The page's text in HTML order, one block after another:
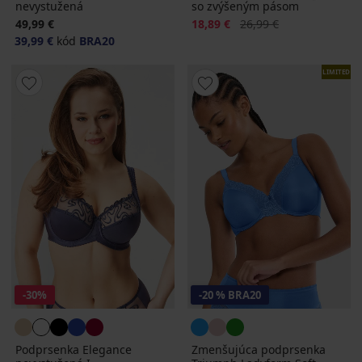
nevystužená
49,99 €
39,99 € kód BRA20
so zvýšeným pásom
Zľava
18,89 € Pôvodná cena
26,99 €
-30%
Podprsenka Elegance
LIMITED
-20 % BRA20
Zmenšujúca podprsenka